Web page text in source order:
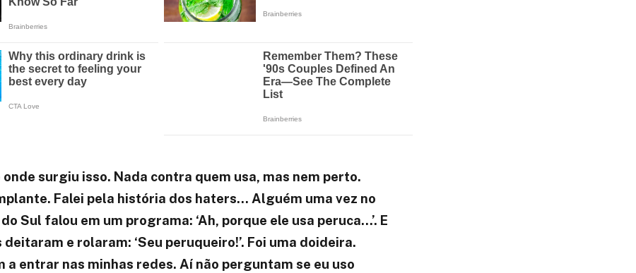
onde surgiu isso. Nada contra quem usa, mas nem perto.
Falei pela história dos haters… Alguém uma vez no
Sul falou em um programa: ‘Ah, porque ele usa peruca…’. E
deitaram e rolaram: ‘Seu peruqueiro!’. Foi uma doideira.
a entrar nas minhas redes. Aí não perguntam se eu uso